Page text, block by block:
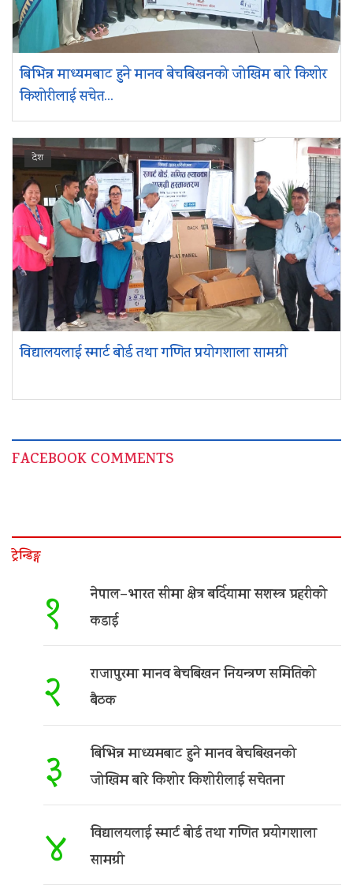
बिभिन्न माध्यमबाट हुने मानव बेचबिखनको जोखिम बारे किशोर
किशोरीलाई सचेत...
देश
विद्यालयलाई स्मार्ट बोर्ड तथा गणित प्रयोगशाला सामग्री
FACEBOOK COMMENTS
ट्रेन्डिङ्ग
१ नेपाल–भारत सीमा क्षेत्र बर्दियामा सशस्त्र प्रहरीको
कडाई
२ राजापुरमा मानव बेचबिखन नियन्त्रण समितिको
बैठक
३ बिभिन्न माध्यमबाट हुने मानव बेचबिखनको
जोखिम बारे किशोर किशोरीलाई सचेतना
४ विद्यालयलाई स्मार्ट बोर्ड तथा गणित प्रयोगशाला
सामग्री